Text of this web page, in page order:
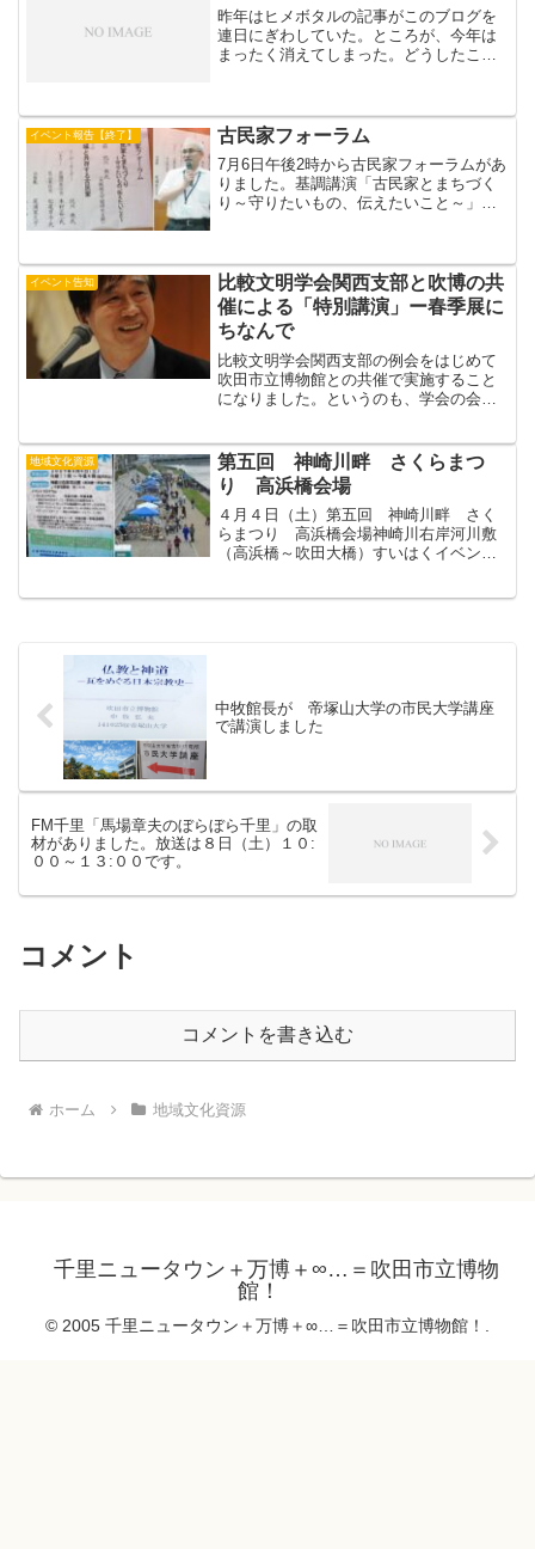
昨年はヒメボタルの記事がこのブログを
連日にぎわしていた。ところが、今年は
まったく消えてしまった。どうしたこと
夫、ヒメボタルは点滅をくりかえし元気
に飛んでいた。去年の今...
イベント報告【終了】 古民家フォーラム
7月6日午後2時から古民家フォーラムがあ
りました。基調講演「古民家とまちづく
り～守りたいもの、伝えたいこと～」講
お話が始まりました。北川さんの伯父さ
んの家(＝本家)で...
イベント告知
比較文明学会関西支部と吹博の共
催による「特別講演」ー春季展に
ちなんで
比較文明学会関西支部の例会をはじめて
吹田市立博物館との共催で実施すること
になりました。というのも、学会の会員
で、急きょ、開催予定の春季特別展「近
代趣味人の美意識ー第11...
地域文化資源
第五回 神崎川畔 さくらまつ
り 高浜橋会場
４月４日（土）第五回 神崎川畔 さく
らまつり 高浜橋会場神崎川右岸河川敷
（高浜橋～吹田大橋）すいはくイベント
中牧館長が 帝塚山大学の市民大学講座
で講演しました
FM千里「馬場章夫のぼらぼら千里」の取
材がありました。放送は８日（土）１０:
００～１３:００です。
コメント
コメントを書き込む
ホーム 地域文化資源
千里ニュータウン＋万博＋∞…＝吹田市立博物
館！
© 2005 千里ニュータウン＋万博＋∞…＝吹田市立博物館！.